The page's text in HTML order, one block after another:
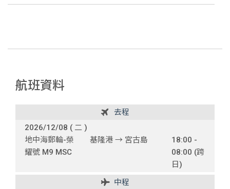
航班資料
去程
2026/12/08 ( 二 )
地中海郵輪-榮
耀號 M9 MSC
基隆港 → 宮古島
18:00 -
08:00 (跨
日)
中程